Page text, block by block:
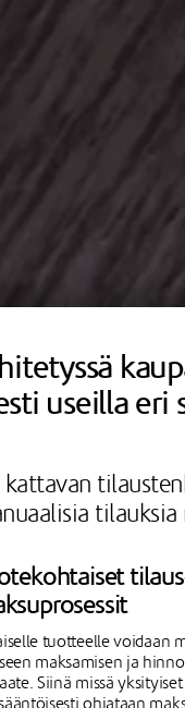
useilla eri
kattavan
tuotteelle voidaan
maksamisen ja
Siinä missä yksityiset
ohjataan